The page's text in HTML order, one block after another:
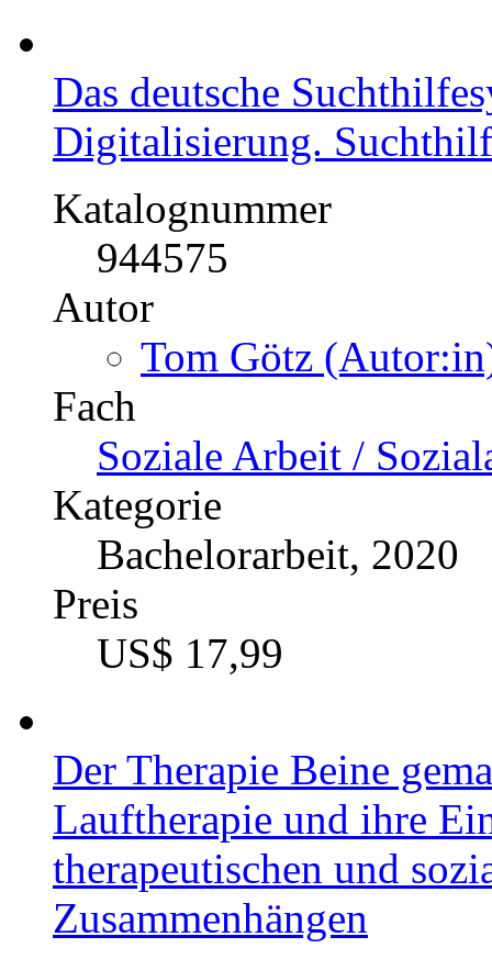
Das deutsche
Digitalisierung.
Katalognummer
944575
Autor
Tom Götz
Fach
Soziale Arbeit /
Kategorie
Bachelorarbeit, 2020
Preis
US$ 17,99
Der Therapie Beine
Lauftherapie und ihre
therapeutischen und
Zusammenhängen